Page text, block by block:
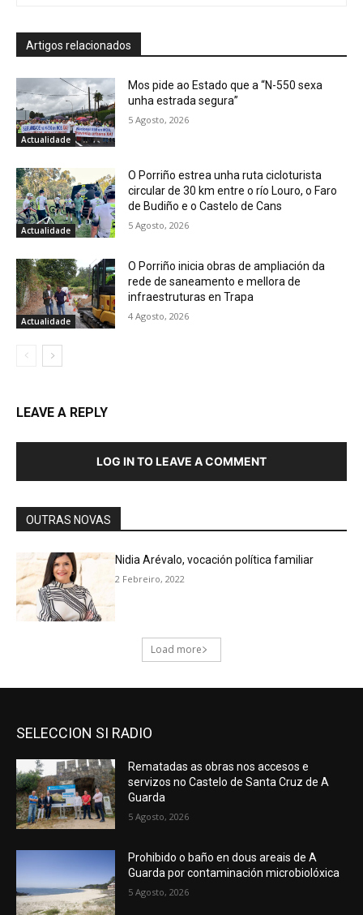
SELECCION SI RADIO
Rematadas as obras nos accesos e
servizos no Castelo de Santa Cruz de A
Guarda
5 Agosto, 2026
Prohibido o baño en dous areais de A
Guarda por contaminación microbiolóxica
5 Agosto, 2026